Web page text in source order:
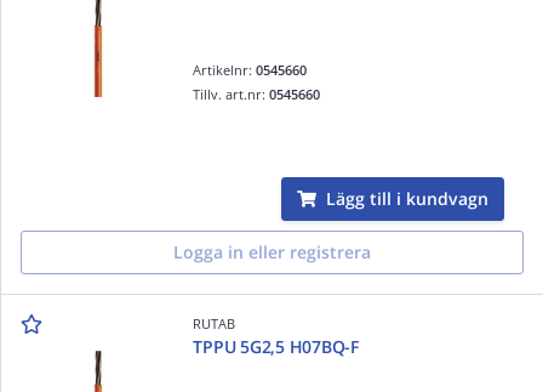
Artikelnr:0545660
Tillv. art.nr:0545660
Lägg till i kundvagn
Logga in eller registrera
RUTAB
TPPU 5G2,5 H07BQ-F